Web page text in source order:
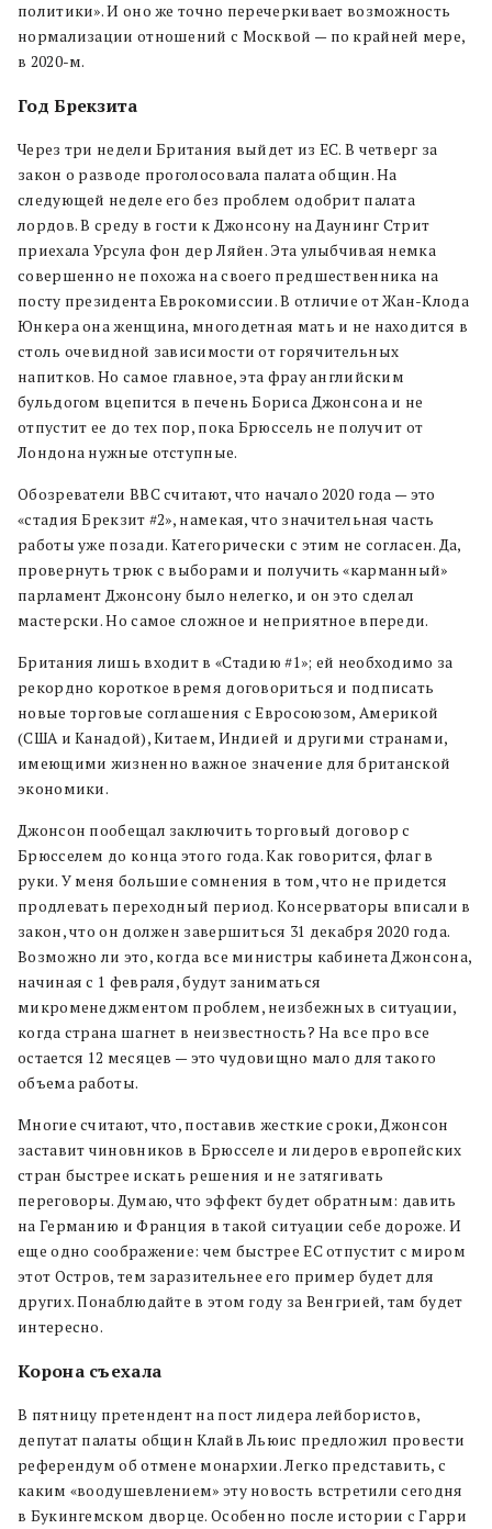
политики». И оно же точно перечеркивает возможность
нормализации отношений с Москвой — по крайней мере,
в 2020-м.
Год Брекзита
Через три недели Британия выйдет из ЕС. В четверг за
закон о разводе проголосовала палата общин. На
следующей неделе его без проблем одобрит палата
лордов. В среду в гости к Джонсону на Даунинг Стрит
приехала Урсула фон дер Ляйен. Эта улыбчивая немка
совершенно не похожа на своего предшественника на
посту президента Еврокомиссии. В отличие от Жан-Клода
Юнкера она женщина, многодетная мать и не находится в
столь очевидной зависимости от горячительных
напитков. Но самое главное, эта фрау английским
бульдогом вцепится в печень Бориса Джонсона и не
отпустит ее до тех пор, пока Брюссель не получит от
Лондона нужные отступные.
Обозреватели BBC считают, что начало 2020 года — это
«стадия Брекзит #2», намекая, что значительная часть
работы уже позади. Категорически с этим не согласен. Да,
провернуть трюк с выборами и получить «карманный»
парламент Джонсону было нелегко, и он это сделал
мастерски. Но самое сложное и неприятное впереди.
Британия лишь входит в «Стадию #1»; ей необходимо за
рекордно короткое время договориться и подписать
новые торговые соглашения с Евросоюзом, Америкой
(США и Канадой), Китаем, Индией и другими странами,
имеющими жизненно важное значение для британской
экономики.
Джонсон пообещал заключить торговый договор с
Брюсселем до конца этого года. Как говорится, флаг в
руки. У меня большие сомнения в том, что не придется
продлевать переходный период. Консерваторы вписали в
закон, что он должен завершиться 31 декабря 2020 года.
Возможно ли это, когда все министры кабинета Джонсона,
начиная с 1 февраля, будут заниматься
микроменеджментом проблем, неизбежных в ситуации,
когда страна шагнет в неизвестность? На все про все
остается 12 месяцев — это чудовищно мало для такого
объема работы.
Многие считают, что, поставив жесткие сроки, Джонсон
заставит чиновников в Брюсселе и лидеров европейских
стран быстрее искать решения и не затягивать
переговоры. Думаю, что эффект будет обратным: давить
на Германию и Франция в такой ситуации себе дороже. И
еще одно соображение: чем быстрее ЕС отпустит с миром
этот Остров, тем заразительнее его пример будет для
других. Понаблюдайте в этом году за Венгрией, там будет
интересно.
Корона съехала
В пятницу претендент на пост лидера лейбористов,
депутат палаты общин Клайв Льюис предложил провести
референдум об отмене монархии. Легко представить, с
каким «воодушевлением» эту новость встретили сегодня
в Букингемском дворце. Особенно после истории с Гарри